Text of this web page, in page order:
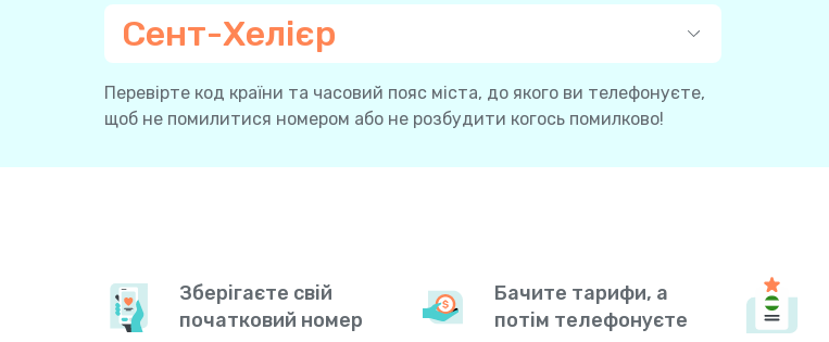
Сент-Хелієр
Перевірте код країни та часовий пояс міста, до якого ви телефонуєте,
щоб не помилитися номером або не розбудити когось помилково!
Зберігаєте свій
початковий номер
Бачите тарифи, а
потім телефонуєте